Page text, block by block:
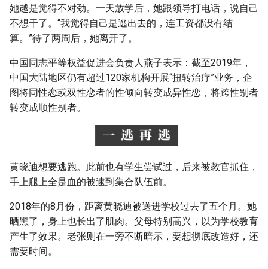
她越是觉得不对劲。一天放学后，她跟领导打电话，说自己
不想干了。“我觉得自己是逃出去的，连工资都没有结
算。”待了两周后，她离开了。
中国同志平等权益促进会负责人燕子表示：截至2019年，
中国大陆地区仍有超过120家机构开展“扭转治疗”业务，企
图将同性恋或双性恋者的性倾向转变成异性恋，将跨性别者
转变成顺性别者。
黄晓迪想要逃跑。此前也有学生尝试过，后来被教官抓住，
手上腿上全是血的被逮到集合队伍前。
2018年的8月份，距离黄晓迪被送进学校过去了五个月。她
晒黑了，身上也长出了肌肉。父母特别高兴，以为学校教育
产生了效果。老张则在一旁不断暗示，要想彻底改造好，还
需要时间。